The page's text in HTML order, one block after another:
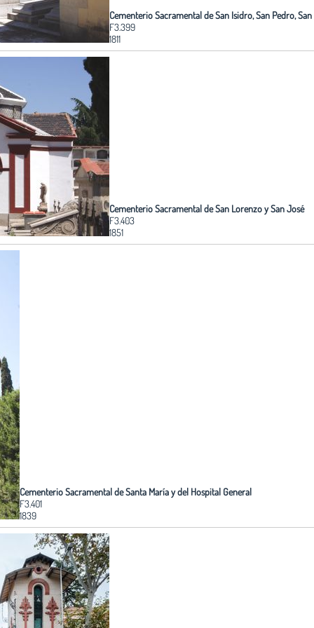
Cementerio Sacramental de San Isidro, San Pedro,
F3.399
1811
Cementerio Sacramental de San Lorenzo y San José
F3.403
1851
Cementerio Sacramental de Santa María y del Hospital General
F3.401
1839